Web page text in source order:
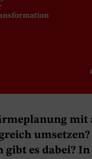
mit
umsetzen?
es dabei? In